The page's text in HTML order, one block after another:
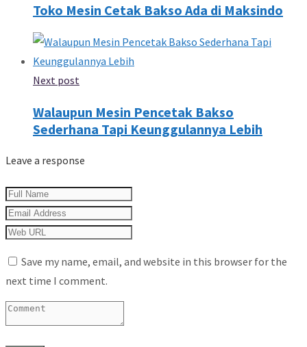
Toko Mesin Cetak Bakso Ada di Maksindo
Next post
Walaupun Mesin Pencetak Bakso
Sederhana Tapi Keunggulannya Lebih
Leave a response
Save my name, email, and website in this browser for the
next time I comment.